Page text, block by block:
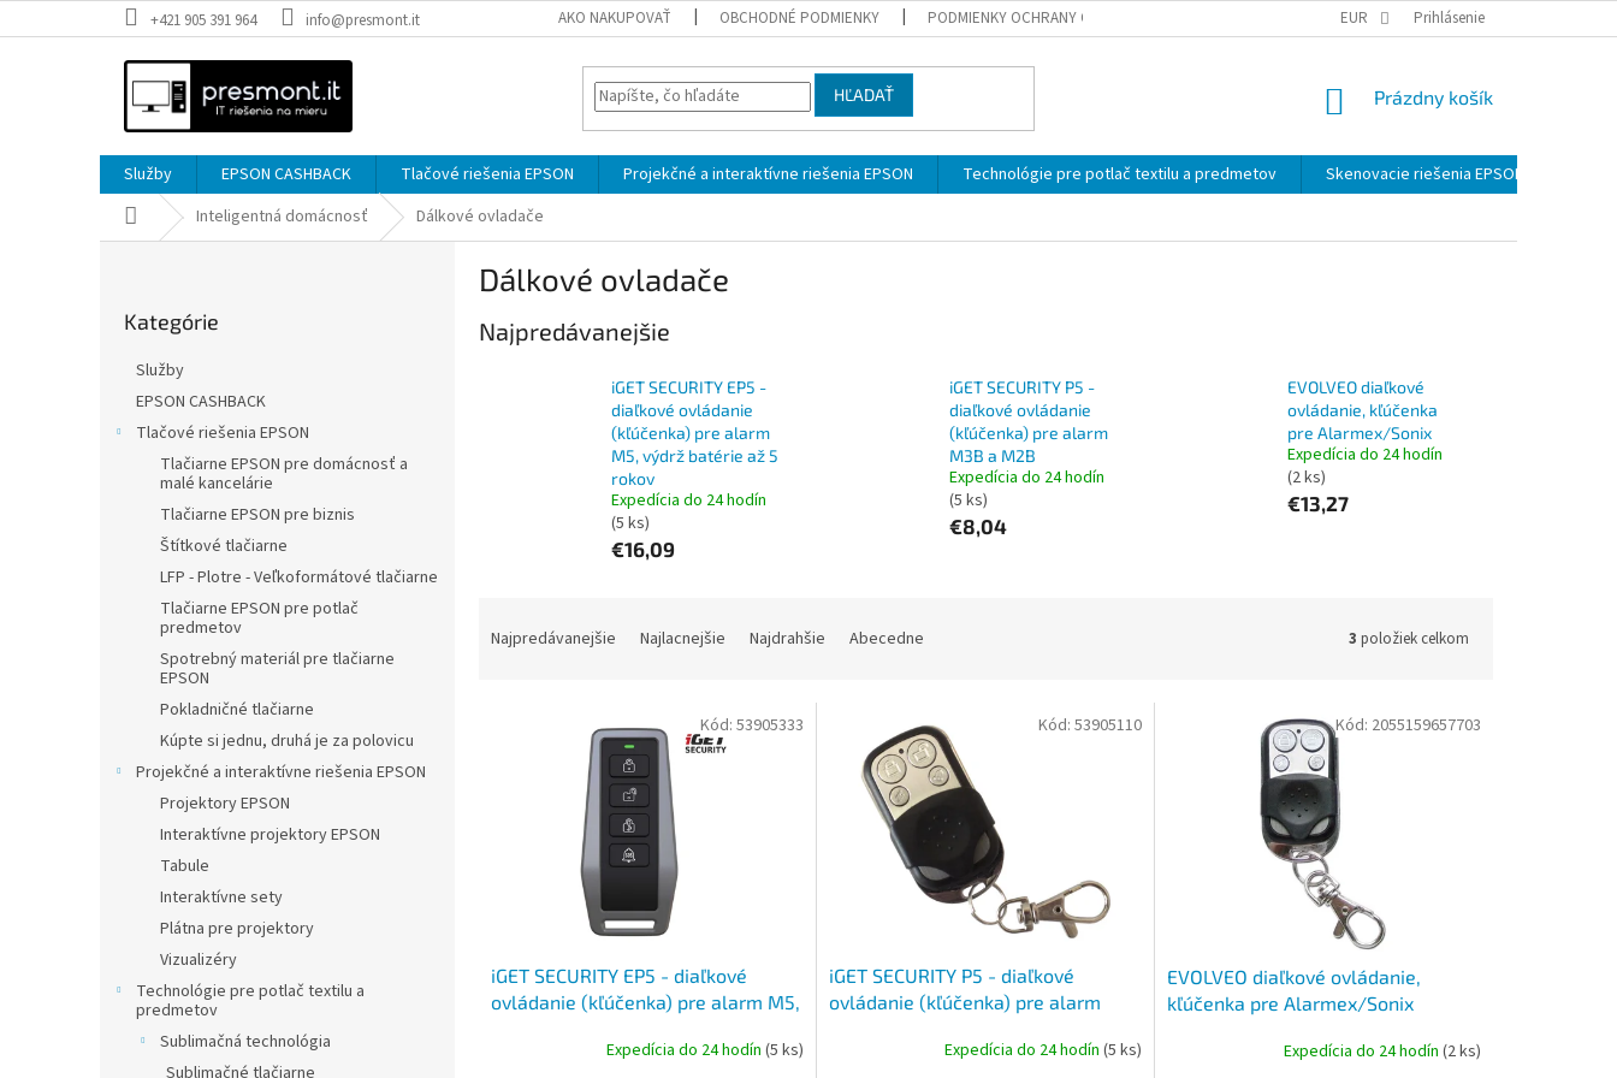
na
+421 905 391 964 info@presmont.it AKO NAKUPOVAŤ OBCHODNÉ PODMIENKY PODMIENKY OCHRANY OSOBNÝCH ÚDAJOV EUR Prihlásenie
HĽADAŤ
NÁKUPNÝ
Prázdny košík
Služby EPSON CASHBACK Tlačové riešenia EPSON Projekčné a interaktívne riešenia EPSON Technológie pre potlač textilu a predmetov Skenovacie riešenia EPSON
DomovInteligentná domácnosť Dálkové ovladače
kategórie
Kategórie
Služby
EPSON CASHBACK
Tlačové riešenia EPSON
Tlačiarne EPSON pre domácnosť a
malé kancelárie
Tlačiarne EPSON pre biznis
Štítkové tlačiarne
LFP - Plotre - Veľkoformátové tlačiarne
Tlačiarne EPSON pre potlač
predmetov
Spotrebný materiál pre tlačiarne
EPSON
Pokladničné tlačiarne
Kúpte si jednu, druhá je za polovicu
Projekčné a interaktívne riešenia EPSON
Projektory EPSON
Interaktívne projektory EPSON
Tabule
Interaktívne sety
Plátna pre projektory
Vizualizéry
Technológie pre potlač textilu a
predmetov
Sublimačná technológia
Sublimačné tlačiarne
Dálkové ovladače
Najpredávanejšie
iGET SECURITY EP5 -
diaľkové ovládanie
(kľúčenka) pre alarm
M5, výdrž batérie až 5
rokov
Expedícia do 24 hodín
(5 ks)
€16,09
iGET SECURITY P5 -
diaľkové ovládanie
(kľúčenka) pre alarm
M3B a M2B
Expedícia do 24 hodín
(5 ks)
€8,04
EVOLVEO diaľkové
ovládanie, kľúčenka
pre Alarmex/Sonix
Expedícia do 24 hodín
(2 ks)
€13,27
Najpredávanejšie Najlacnejšie Najdrahšie Abecedne 3 položiek celkom
iGET SECURITY EP5 - diaľkové
ovládanie (kľúčenka) pre alarm M5,
Expedícia do 24 hodín (5 ks)
Kód: 53905333
iGET SECURITY P5 - diaľkové
ovládanie (kľúčenka) pre alarm
Expedícia do 24 hodín (5 ks)
Kód: 53905110
EVOLVEO diaľkové ovládanie,
kľúčenka pre Alarmex/Sonix
Expedícia do 24 hodín (2 ks)
Kód: 2055159657703